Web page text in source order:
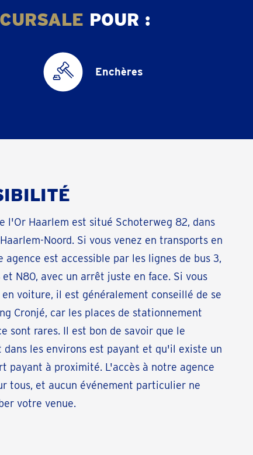
POUR :
Enchères
l'Or Haarlem est situé Schoterweg 82, dans
Noord. Si vous venez en transports en
agence est accessible par les lignes de bus 3,
N80, avec un arrêt juste en face. Si vous
voiture, il est généralement conseillé de se
Cronjé, car les places de stationnement
sont rares. Il est bon de savoir que le
dans les environs est payant et qu'il existe un
payant à proximité. L'accès à notre agence
tous, et aucun événement particulier ne
votre venue.